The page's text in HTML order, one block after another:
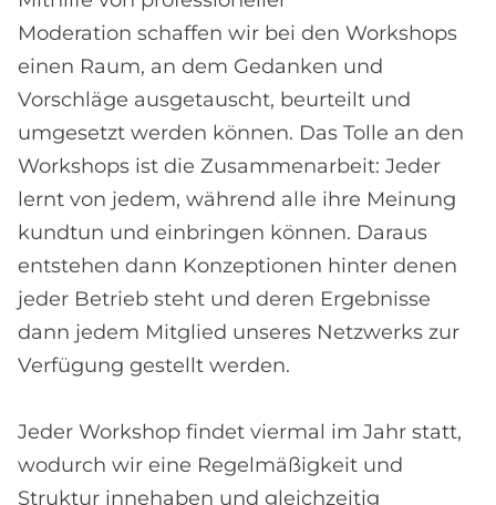
Moderation schaffen wir bei den Workshops
einen Raum, an dem Gedanken und
Vorschläge ausgetauscht, beurteilt und
umgesetzt werden können. Das Tolle an den
Workshops ist die Zusammenarbeit: Jeder
lernt von jedem, während alle ihre Meinung
kundtun und einbringen können. Daraus
entstehen dann Konzeptionen hinter denen
jeder Betrieb steht und deren Ergebnisse
dann jedem Mitglied unseres Netzwerks zur
Verfügung gestellt werden.
Jeder Workshop findet viermal im Jahr statt,
wodurch wir eine Regelmäßigkeit und
Struktur innehaben und gleichzeitig